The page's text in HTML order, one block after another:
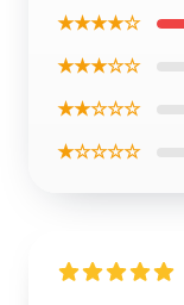
★★★★☆
★★★☆☆
★★☆☆☆
★☆☆☆☆